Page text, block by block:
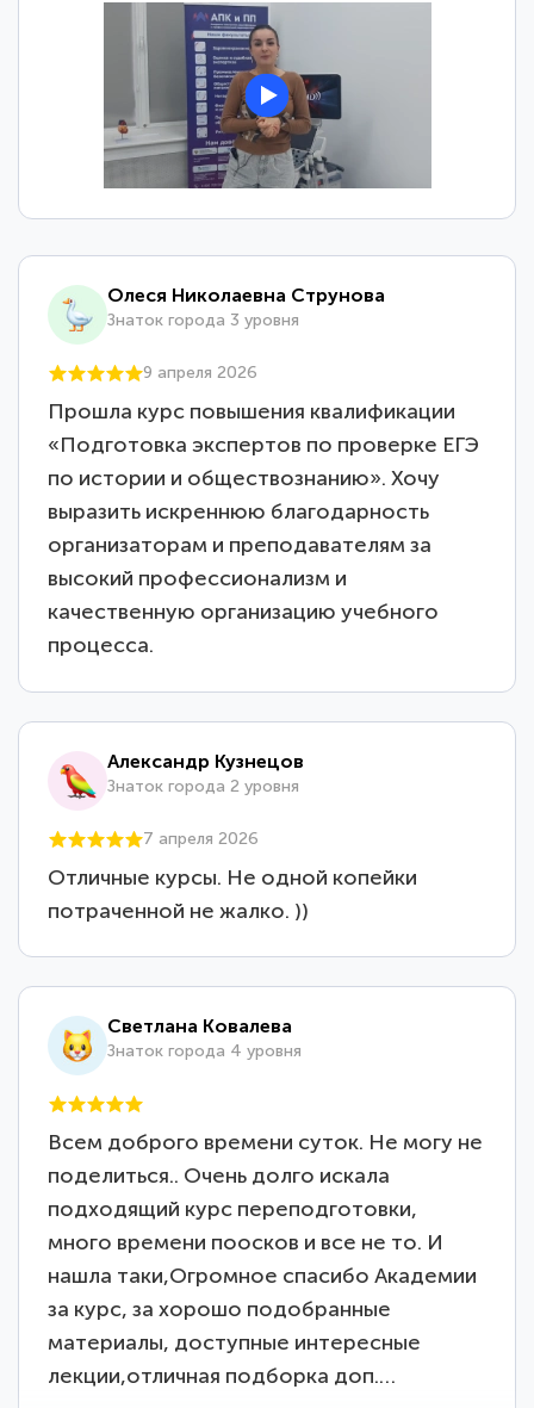
Олеся Николаевна Струнова
Знаток города 3 уровня
9 апреля 2026
Прошла курс повышения квалификации
«Подготовка экспертов по проверке ЕГЭ
по истории и обществознанию». Хочу
выразить искреннюю благодарность
организаторам и преподавателям за
высокий профессионализм и
качественную организацию учебного
процесса.
Александр Кузнецов
Знаток города 2 уровня
7 апреля 2026
Отличные курсы. Не одной копейки
потраченной не жалко. ))
Светлана Ковалева
Знаток города 4 уровня
Всем доброго времени суток. Не могу не
поделиться.. Очень долго искала
подходящий курс переподготовки,
много времени поосков и все не то. И
нашла таки,Огромное спасибо Академии
за курс, за хорошо подобранные
материалы, доступные интересные
лекции,отличная подборка доп.…